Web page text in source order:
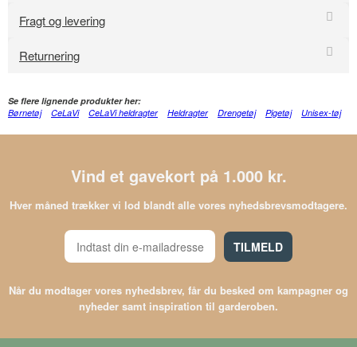
Fragt og levering
Returnering
Se flere lignende produkter her:
Børnetøj
CeLaVi CeLaVi heldragter Heldragter Drengetøj Pigetøj Unisex-tøj
Vind et gavekort på 1.000 kr.
Hver måned trækker vi lod blandt alle vores nyhedsbrevsmodtagere.
TILMELD
Når du modtager vores nyhedsbrev, får du besked om kampagner og
nyheder samt inspiration til garderoben.